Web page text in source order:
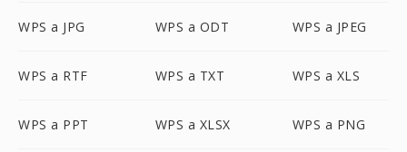
WPS a JPG WPS a ODT WPS a JPEG
WPS a RTF WPS a TXT WPS a XLS
WPS a PPT WPS a XLSX WPS a PNG